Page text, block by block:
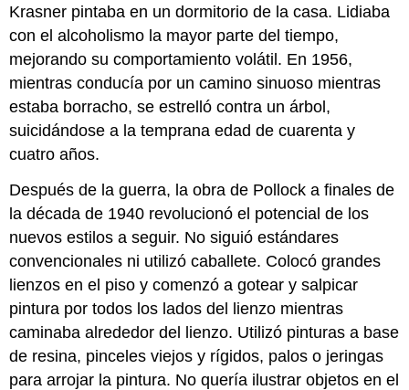
Krasner pintaba en un dormitorio de la casa. Lidiaba
con el alcoholismo la mayor parte del tiempo,
mejorando su comportamiento volátil. En 1956,
mientras conducía por un camino sinuoso mientras
estaba borracho, se estrelló contra un árbol,
suicidándose a la temprana edad de cuarenta y
cuatro años.
Después de la guerra, la obra de Pollock a finales de
la década de 1940 revolucionó el potencial de los
nuevos estilos a seguir. No siguió estándares
convencionales ni utilizó caballete. Colocó grandes
lienzos en el piso y comenzó a gotear y salpicar
pintura por todos los lados del lienzo mientras
caminaba alrededor del lienzo. Utilizó pinturas a base
de resina, pinceles viejos y rígidos, palos o jeringas
para arrojar la pintura. No quería ilustrar objetos en el